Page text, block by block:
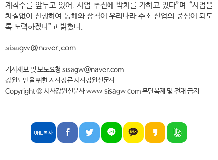
계착수를 앞두고 있어, 사업 추진에 박차를 가하고 있다”며 “사업을
차질없이 진행하여 동해와 삼척이 우리나라 수소 산업의 중심이 되도
록 노력하겠다”고 밝혔다.
sisagw@naver.com
기사제보 및 보도요청 sisagw@naver.com
강원도민을 위한 시사정론 시사강원신문사
Copyright © 시사강원신문사 www.sisagw.com 무단복제 및 전재 금지